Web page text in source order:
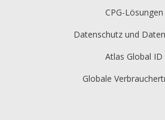
CPG-Lösungen
Datenschutz und
Atlas Global ID
Globale